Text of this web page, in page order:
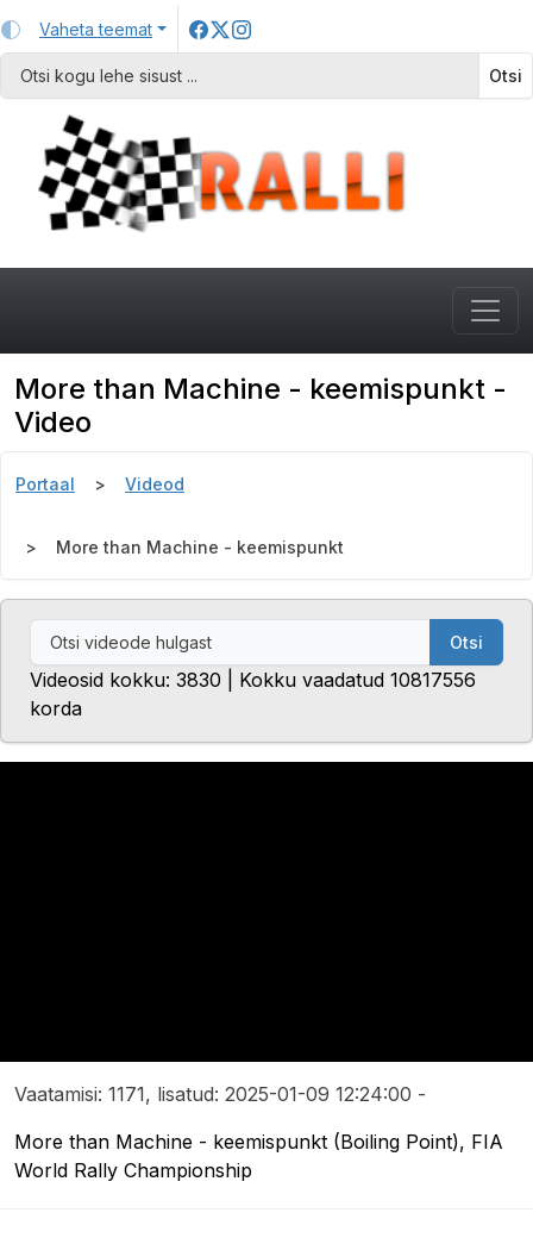
Vaheta teemat
Otsi
More than Machine - keemispunkt -
Video
Portaal Videod
More than Machine - keemispunkt
Otsi
Videosid kokku: 3830 | Kokku vaadatud 10817556
korda
Vaatamisi: 1171, lisatud: 2025-01-09 12:24:00 -
More than Machine - keemispunkt (Boiling Point), FIA
World Rally Championship